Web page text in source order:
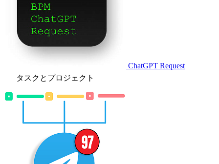
ChatGPT Request
タスクとプロジェクト